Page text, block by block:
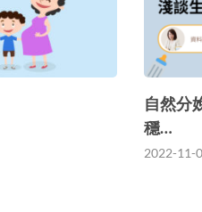
自然分
穩…
2022-11-